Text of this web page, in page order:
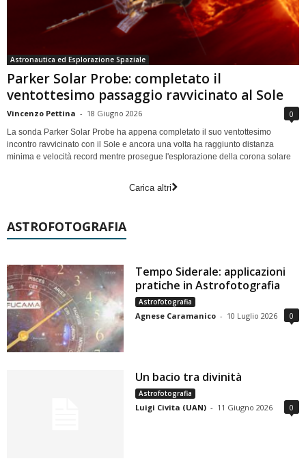
Astronautica ed Esplorazione Spaziale
Parker Solar Probe: completato il
ventottesimo passaggio ravvicinato al Sole
Vincenzo Pettina - 18 Giugno 2026 0
La sonda Parker Solar Probe ha appena completato il suo ventottesimo
incontro ravvicinato con il Sole e ancora una volta ha raggiunto distanza
minima e velocità record mentre prosegue l'esplorazione della corona solare
Carica altri
ASTROFOTOGRAFIA
Tempo Siderale: applicazioni
pratiche in Astrofotografia
Astrofotografia
Agnese Caramanico - 10 Luglio 2026 0
Un bacio tra divinità
Astrofotografia
Luigi Civita (UAN) - 11 Giugno 2026 0